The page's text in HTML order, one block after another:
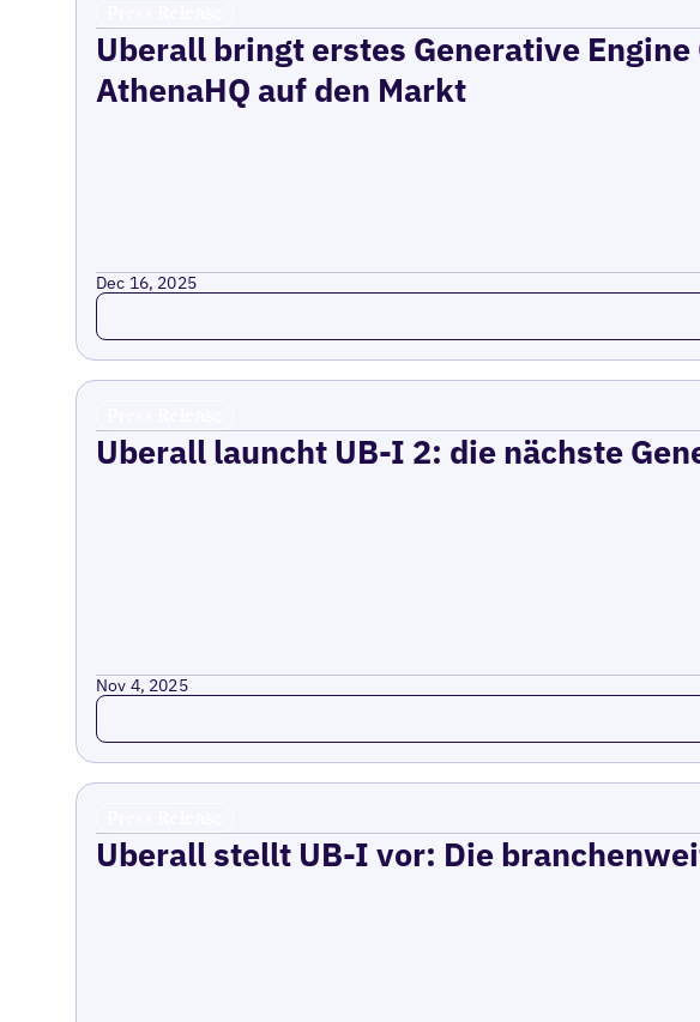
Uberall bringt erstes Generative
AthenaHQ auf den Markt
Dec 16, 2025
Read more
Uberall launcht UB-I 2: die nächste
Nov 4, 2025
Read more
Uberall stellt UB-I vor: Die